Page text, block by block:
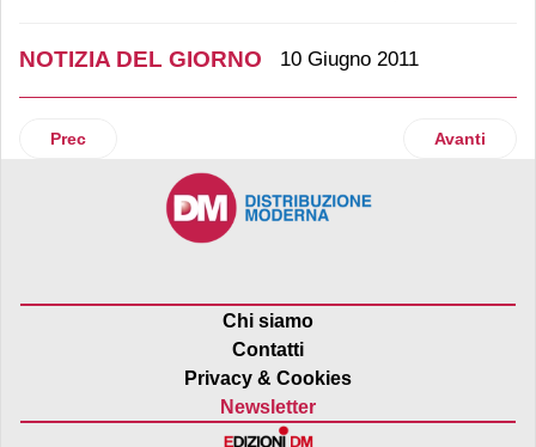
NOTIZIA DEL GIORNO 10 Giugno 2011
Articolo precedente: Zuegg affronta la campagna di Russia
Prec Articolo
Avanti
Chi siamo
Contatti
Privacy & Cookies
Newsletter